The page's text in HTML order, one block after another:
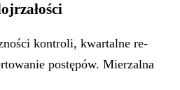
kontroli, kwartalne re-
postępów. Mierzalna